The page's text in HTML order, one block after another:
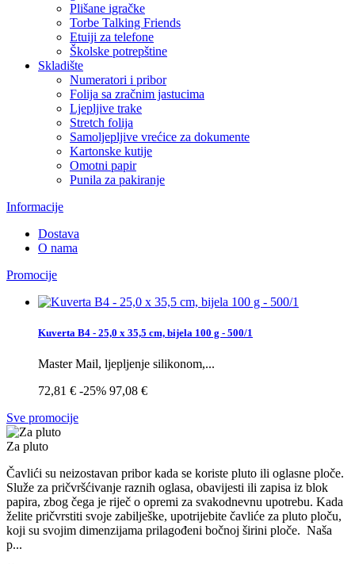
Plišane igračke
Torbe Talking Friends
Etuiji za telefone
Školske potrepštine
Skladište
Numeratori i pribor
Folija sa zračnim jastucima
Ljepljive trake
Stretch folija
Samoljepljive vrećice za dokumente
Kartonske kutije
Omotni papir
Punila za pakiranje
Informacije
Dostava
O nama
Promocije
Kuverta B4 - 25,0 x 35,5 cm, bijela 100 g - 500/1
Master Mail, ljepljenje silikonom,...
72,81 € -25% 97,08 €
Sve promocije
Za pluto
Čavlići su neizostavan pribor kada se koriste pluto ili oglasne ploče.
Služe za pričvršćivanje raznih oglasa, obavijesti ili zapisa iz blok
papira, zbog čega je riječ o opremi za svakodnevnu upotrebu. Kada
želite pričvrstiti svoje zabilješke, upotrijebite čavliće za pluto ploču,
koji su svojim dimenzijama prilagođeni bočnoj širini ploče. Naša
p...